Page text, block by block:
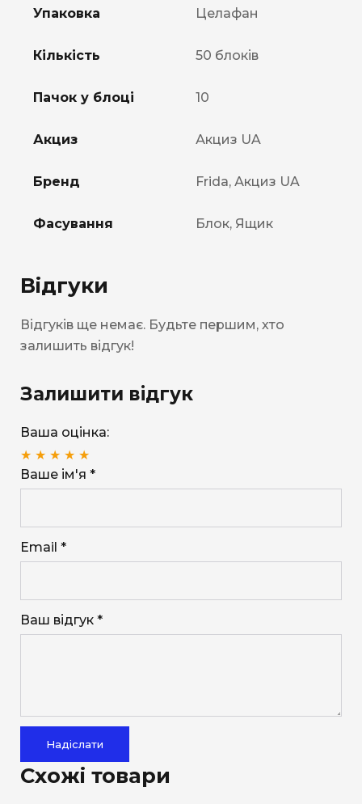
Упаковка Целафан
Кількість 50 блоків
Пачок у блоці 10
Акциз Акциз UA
Бренд Frida, Акциз UA
Фасування Блок, Ящик
Відгуки
Відгуків ще немає. Будьте першим, хто
залишить відгук!
Залишити відгук
Ваша оцінка:
★ ★ ★ ★ ★
Ваше ім'я *
Email *
Ваш відгук *
Надіслати
Схожі товари